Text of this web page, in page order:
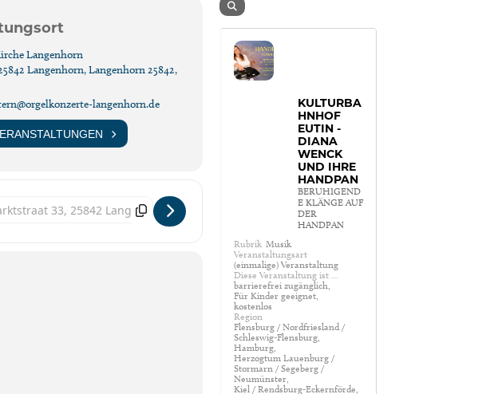
Langenhorn
Langenhorn, Langenhorn 25842,
langenhorn.de
Address - Langenhorner Orgelsommer [AZWzqe7eg]
KULTURBA
HNHOF
EUTIN -
DIANA
WENCK
UND IHRE
HANDPAN
BERUHIGEND
E KLÄNGE AUF
DER
HANDPAN
Rubrik Musik
Veranstaltungsart
(einmalige) Veranstaltung
Diese Veranstaltung ist …
barrierefrei zugänglich,
Für Kinder geeignet,
kostenlos
Region
Flensburg / Nordfriesland /
Schleswig-Flensburg,
Hamburg,
Herzogtum Lauenburg /
Stormarn / Segeberg /
Neumünster,
Kiel / Rendsburg-Eckernförde,